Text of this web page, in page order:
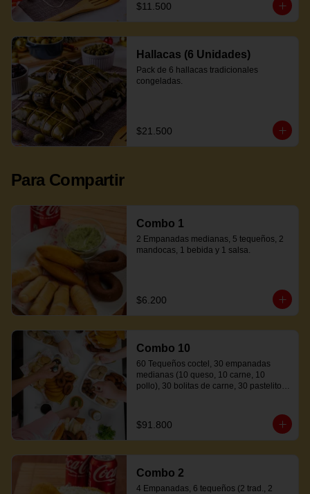
$11.500
Hallacas (6 Unidades)
Pack de 6 hallacas tradicionales
congeladas.
$21.500
Para Compartir
Combo 1
2 Empanadas medianas, 5 tequeños, 2
mandocas, 1 bebida y 1 salsa.
$6.200
Combo 10
60 Tequeños coctel, 30 empanadas
medianas (10 queso, 10 carne, 10
pollo), 30 bolitas de carne, 30 pastelitos
$91.800
Combo 2
4 Empanadas, 6 tequeños (2 trad., 2